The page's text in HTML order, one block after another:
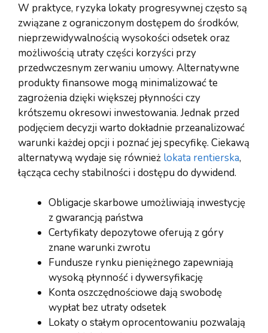
W praktyce, ryzyka lokaty progresywnej często są
związane z ograniczonym dostępem do środków,
nieprzewidywalnością wysokości odsetek oraz
możliwością utraty części korzyści przy
przedwczesnym zerwaniu umowy. Alternatywne
produkty finansowe mogą minimalizować te
zagrożenia dzięki większej płynności czy
krótszemu okresowi inwestowania. Jednak przed
podjęciem decyzji warto dokładnie przeanalizować
warunki każdej opcji i poznać jej specyfikę. Ciekawą
alternatywą wydaje się również lokata rentierska,
łącząca cechy stabilności i dostępu do dywidend.
Obligacje skarbowe umożliwiają inwestycję
z gwarancją państwa
Certyfikaty depozytowe oferują z góry
znane warunki zwrotu
Fundusze rynku pieniężnego zapewniają
wysoką płynność i dywersyfikację
Konta oszczędnościowe dają swobodę
wypłat bez utraty odsetek
Lokaty o stałym oprocentowaniu pozwalają